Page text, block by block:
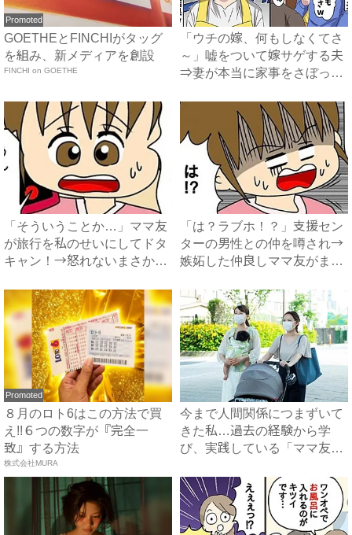
Promoted
GOETHEとFINCHIがタッグ
を組み、新メディアを創設
FINCHI on GOETHE
「ウチの嫁、何もしなくてさ
～」嘘をついて嫁サゲする夫
⇒妻が本当に家事をさぼった
「そういうことか…」ママ友
が旅行を私のせいにしてドタ
キャン！→怒れないまさかの
「は？ラブホ！？」支援セン
ターの男性との仲を噂され→
嫉妬した仲良しママ友がまさ
Promoted
８月のロト6はこの方法で買
え!!６つの数字が『完全一
致』する方法
株式会社MURA
今まで人間関係につまずいて
きた私…過去の経験から学
び、実践している「ママ友付